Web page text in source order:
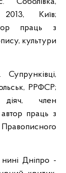
Київ;
праць з
культури
РРФСР;
діяч, член
праць з
нині Дніпро -